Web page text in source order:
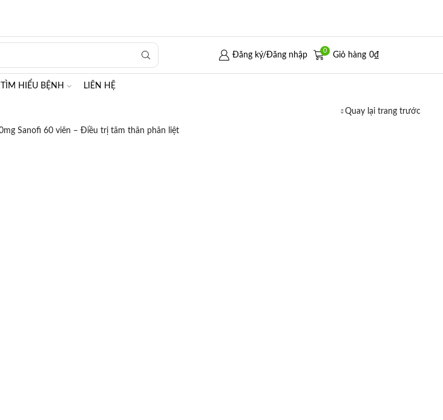
Đăng ký/Đăng nhập
0
Giỏ hàng 0₫
TÌM HIỂU BỆNH LIÊN HỆ
Quay lại trang trước